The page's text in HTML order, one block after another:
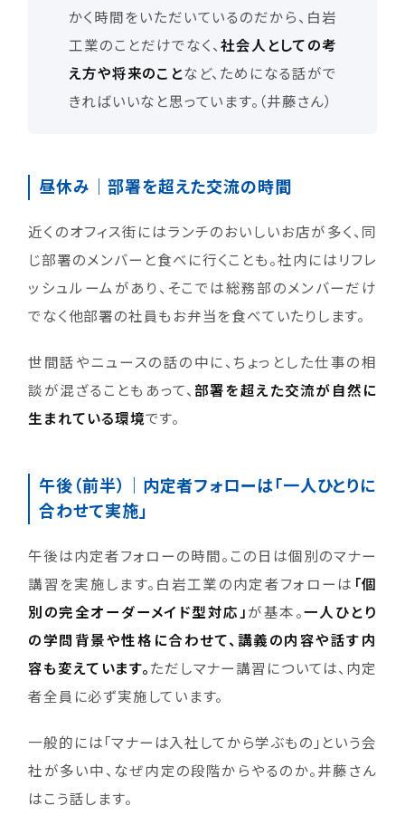
かく時間をいただいているのだから、白岩
工業のことだけでなく、社会人としての考
え方や将来のことなど、ためになる話がで
きればいいなと思っています。（井藤さん）
昼休み｜部署を超えた交流の時間
近くのオフィス街にはランチのおいしいお店が多く、同
じ部署のメンバーと食べに行くことも。社内にはリフレ
ッシュルームがあり、そこでは総務部のメンバーだけ
でなく他部署の社員もお弁当を食べていたりします。
世間話やニュースの話の中に、ちょっとした仕事の相
談が混ざることもあって、 部署を超えた交流が自然に
生まれている環境です。
午後（前半）｜内定者フォローは「一人ひとりに
合わせて実施」
午後は内定者フォローの時間。この日は個別のマナー
講習を実施します。白岩工業の内定者フォローは 「個
別の完全オーダーメイド型対応」が基本。一人ひとり
の学問背景や性格に合わせて、講義の内容や話す内
容も変えています。ただしマナー講習については、内定
者全員に必ず実施しています。
一般的には「マナーは入社してから学ぶもの」という会
社が多い中、なぜ内定の段階からやるのか。井藤さん
はこう話します。